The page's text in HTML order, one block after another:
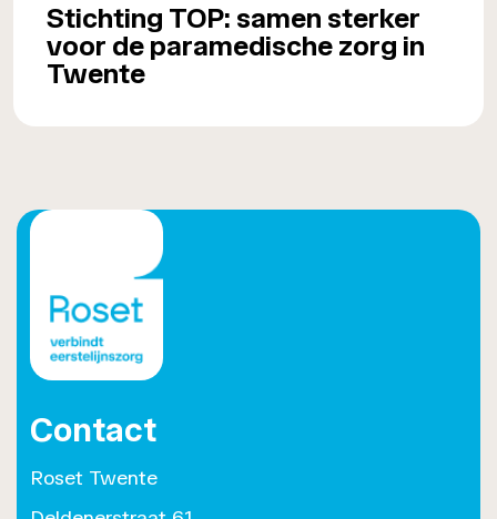
Stichting TOP: samen sterker
voor de paramedische zorg in
Twente
Contact
Roset Twente